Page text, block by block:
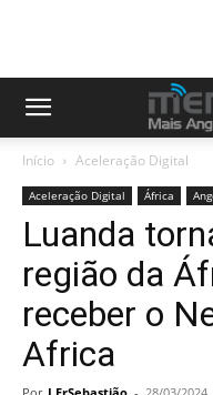
Início Aceleração Digital
Aceleração Digital África
Luanda
região da
receber o
Africa